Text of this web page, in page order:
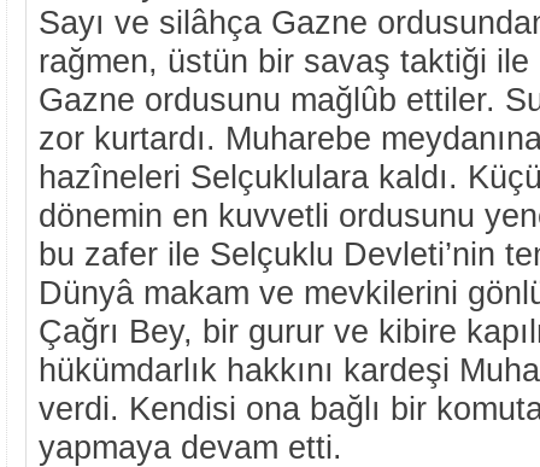
Sayı ve silâhça Gazne
rağmen, üstün bir savaş taktiği
Gazne ordusunu mağlûb ettiler.
zor kurtardı. Muharebe
hazîneleri Selçuklulara kaldı.
dönemin en kuvvetli ordusunu
bu zafer ile Selçuklu Devleti’nin
Dünyâ makam ve mevkilerini
Çağrı Bey, bir gurur ve kibire
hükümdarlık hakkını kardeşi
verdi. Kendisi ona bağlı bir
yapmaya devam etti.